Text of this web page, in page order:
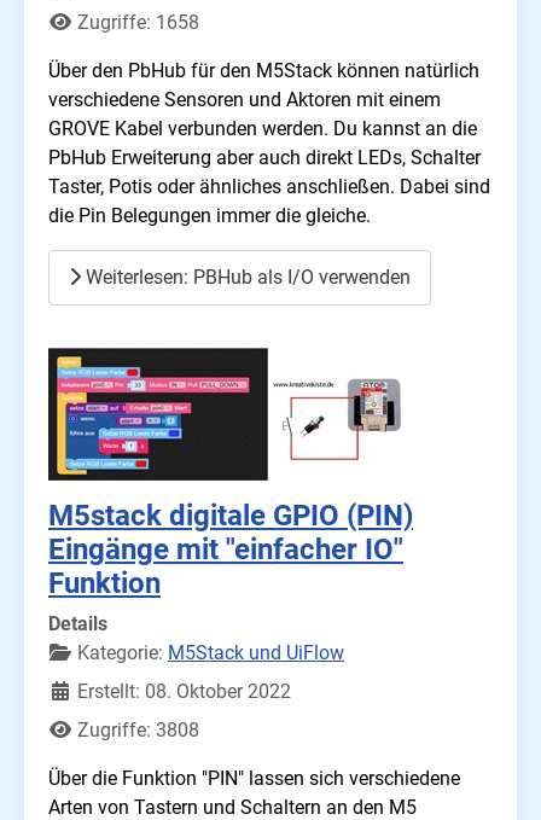
Zugriffe: 1658
Über den PbHub für den M5Stack können natürlich
verschiedene Sensoren und Aktoren mit einem
GROVE Kabel verbunden werden. Du kannst an die
PbHub Erweiterung aber auch direkt LEDs, Schalter
Taster, Potis oder ähnliches anschließen. Dabei sind
die Pin Belegungen immer die gleiche.
Weiterlesen: PBHub als I/O verwenden
M5stack digitale GPIO (PIN)
Eingänge mit "einfacher IO"
Funktion
Details
Kategorie: M5Stack und UiFlow
Erstellt: 08. Oktober 2022
Zugriffe: 3808
Über die Funktion "PIN" lassen sich verschiedene
Arten von Tastern und Schaltern an den M5